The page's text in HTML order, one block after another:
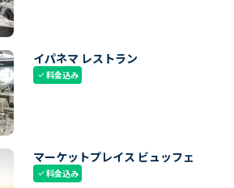
イパネマ レストラン
check料金込み
マーケットプレイス ビュッフェ
check料金込み